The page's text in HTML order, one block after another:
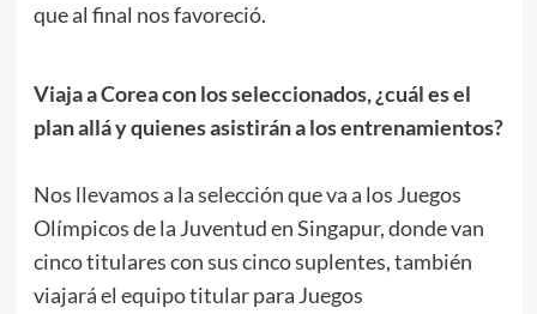
que al final nos favoreció.
Viaja a Corea con los seleccionados, ¿cuál es el
plan allá y quienes asistirán a los entrenamientos?
Nos llevamos a la selección que va a los Juegos
Olímpicos de la Juventud en Singapur, donde van
cinco titulares con sus cinco suplentes, también
viajará el equipo titular para Juegos